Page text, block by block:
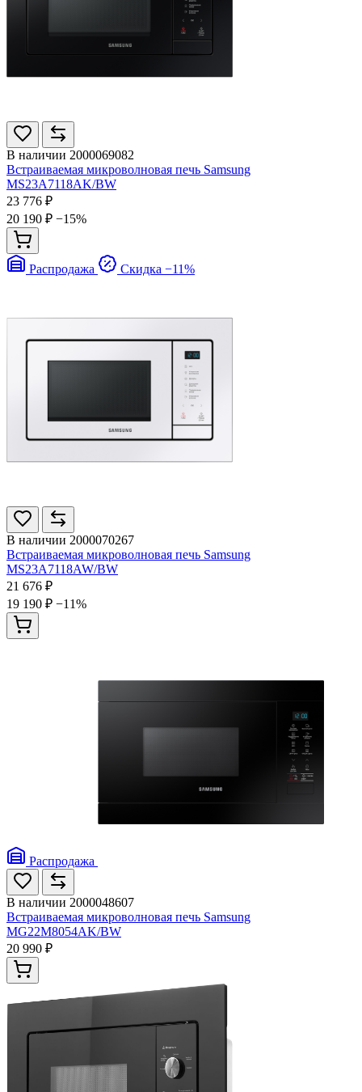
В наличии 2000069082
Встраиваемая микроволновая печь Samsung
MS23A7118AK/BW
23 776 ₽
20 190 ₽ −15%
Распродажа Скидка −11%
В наличии 2000070267
Встраиваемая микроволновая печь Samsung
MS23A7118AW/BW
21 676 ₽
19 190 ₽ −11%
Распродажа
В наличии 2000048607
Встраиваемая микроволновая печь Samsung
MG22M8054AK/BW
20 990 ₽